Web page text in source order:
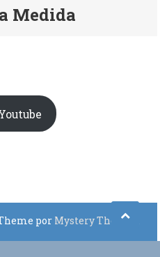
Medida
por Mystery Themes